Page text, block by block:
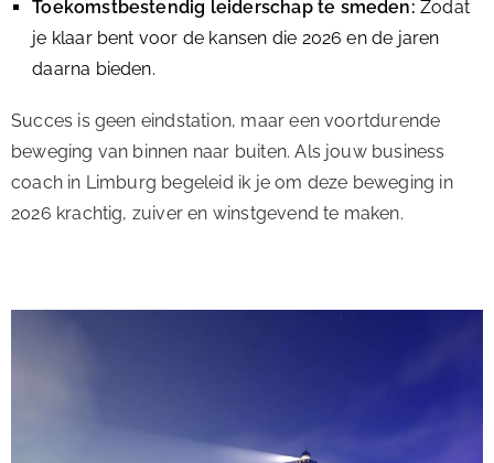
Toekomstbestendig leiderschap te smeden: Zodat
je klaar bent voor de kansen die 2026 en de jaren
daarna bieden.
Succes is geen eindstation, maar een voortdurende
beweging van binnen naar buiten. Als jouw business
coach in Limburg begeleid ik je om deze beweging in
2026 krachtig, zuiver en winstgevend te maken.